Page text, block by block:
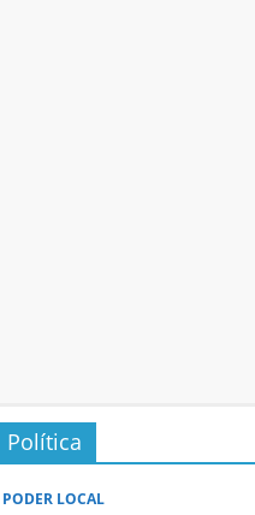
Política
PODER LOCAL